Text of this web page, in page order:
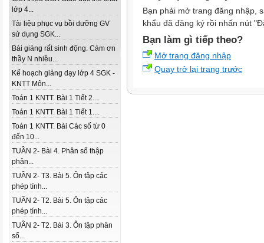
lớp 4...
Tài liệu phục vụ bồi dưỡng GV
sử dụng SGK...
Bài giảng rất sinh động. Cảm ơn
thầy N nhiều...
Kế hoạch giảng dạy lớp 4 SGK -
KNTT Môn...
Toán 1 KNTT. Bài 1 Tiết 2....
Toán 1 KNTT. Bài 1 Tiết 1....
Toán 1 KNTT. Bài Các số từ 0
đến 10...
TUẦN 2- Bài 4. Phân số thập
phân...
TUẦN 2- T3. Bài 5. Ôn tập các
phép tính...
TUẦN 2- T2. Bài 5. Ôn tập các
phép tính...
TUẦN 2- T2. Bài 3. Ôn tập phân
số...
Bạn phải mở trang đăng nhập,
khẩu đã đăng ký rồi nhấn nút
Bạn làm gì tiếp theo?
Mở trang đăng nhập
Quay trở lại trang trước